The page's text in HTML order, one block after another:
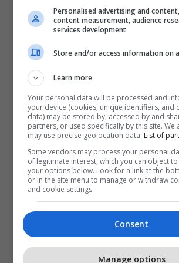
BookFest
10 ditë me zbritje
aktivitete dhe
Personalised advertising and
content measurement, audience
services development
Store and/or access information on
Learn more
Your personal data will be processed and
your device (cookies, unique identifiers, and
data) may be stored by, accessed by and
partners, or used specifically by this site.
may use precise geolocation data. List of
Some vendors may process your personal
of legitimate interest, which you can object
your options below. Look for a link at the
or in the site menu to manage or withdraw
and cookie settings.
Consent
Manage options